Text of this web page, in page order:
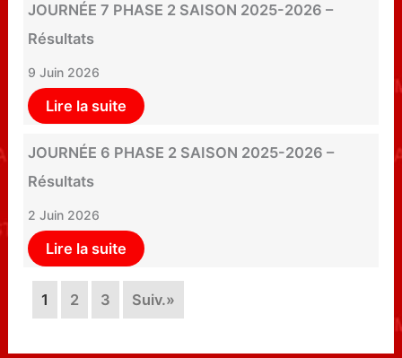
JOURNÉE 7 PHASE 2 SAISON 2025-2026 –
Résultats
9 Juin 2026
Lire la suite
JOURNÉE 6 PHASE 2 SAISON 2025-2026 –
Résultats
2 Juin 2026
Lire la suite
1 2 3 Suiv.»